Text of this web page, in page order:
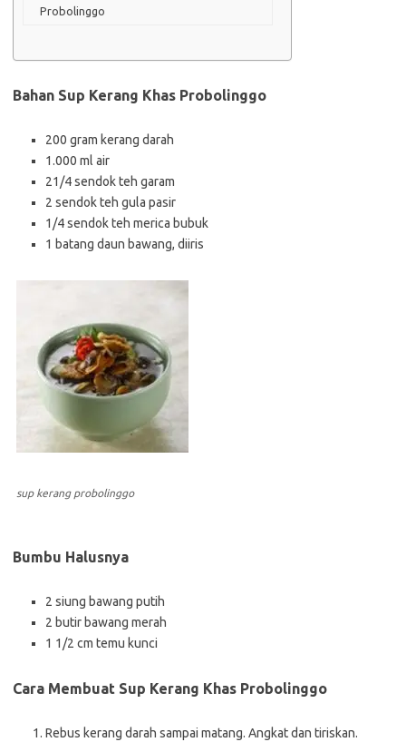
Probolinggo
Bahan Sup Kerang Khas Probolinggo
200 gram kerang darah
1.000 ml air
21/4 sendok teh garam
2 sendok teh gula pasir
1/4 sendok teh merica bubuk
1 batang daun bawang, diiris
sup kerang probolinggo
Bumbu Halusnya
2 siung bawang putih
2 butir bawang merah
1 1/2 cm temu kunci
Cara Membuat Sup Kerang Khas Probolinggo
Rebus kerang darah sampai matang. Angkat dan tiriskan.